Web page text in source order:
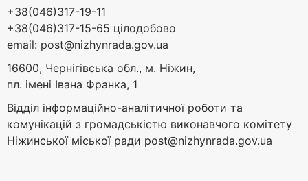
+38(046)317-19-11
+38(046)317-15-65 цілодобово
email: post@nizhynrada.gov.ua
16600, Чернігівська обл., м. Ніжин,
пл. імені Івана Франка, 1
Відділ інформаційно-аналітичної роботи та
комунікацій з громадськістю виконавчого комітету
Ніжинської міської ради post@nizhynrada.gov.ua